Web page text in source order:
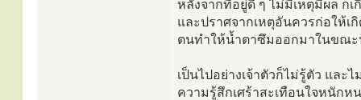
หลังจากที่อยู่ดี ๆ ไม่มีเหตุมีผล ก็
และปราศจากเหตุอันควรก่อให้
ตนทำให้น้ำตาซึมออกมาในขณ
เป็นไปอย่างเจ้าตัวก็ไม่รู้ตัว และ
ความรู้สึกเศร้าสะเทือนใจหนัก